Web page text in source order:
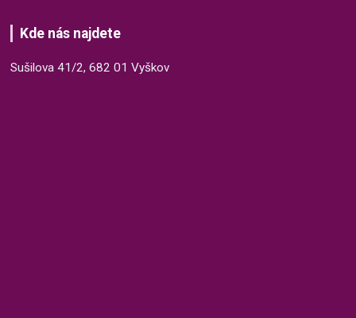
Kde nás najdete
Sušilova 41/2, 682 01 Vyškov